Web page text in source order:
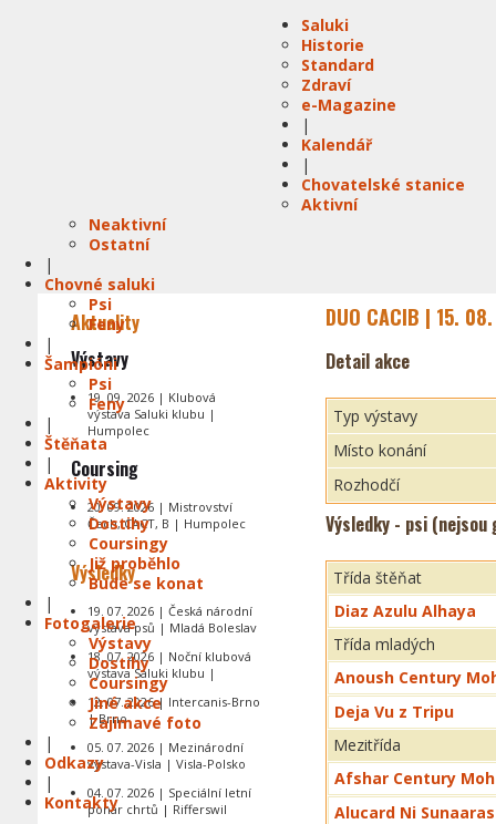
Saluki
Historie
Standard
Zdraví
e-Magazine
|
Kalendář
|
Chovatelské stanice
Aktivní
Neaktivní
Ostatní
|
Chovné saluki
Psi
Feny
|
Šampióni
Psi
Feny
|
Štěňata
|
Aktivity
Výstavy
Dostihy
Coursingy
Již proběhlo
Bude se konat
|
Fotogalerie
Výstavy
Dostihy
Coursingy
Jiné akce
Zajímavé foto
|
Odkazy
|
Kontakty
DUO CACIB | 15.
Detail akce
Typ výstavy
Místo konání
Rozhodčí
Výsledky - psi
Třída štěňat
Diaz Azulu Alhaya
Třída mladých
Anoush Century
Deja Vu z Tripu
Mezitřída
Afshar Century
Alucard Ni
Aktuality
Výstavy
19. 09. 2026 | Klubová
výstava Saluki klubu |
Humpolec
Coursing
20. 09. 2026 | Mistrovství
Čech, CACT, B | Humpolec
Výsledky
19. 07. 2026 | Česká národní
výstava psů | Mladá Boleslav
18. 07. 2026 | Noční klubová
výstava Saluki klubu |
12. 07. 2026 | Intercanis-Brno
| Brno
05. 07. 2026 | Mezinárodní
výstava-Visla | Visla-Polsko
04. 07. 2026 | Speciální letní
pohár chrtů | Rifferswil